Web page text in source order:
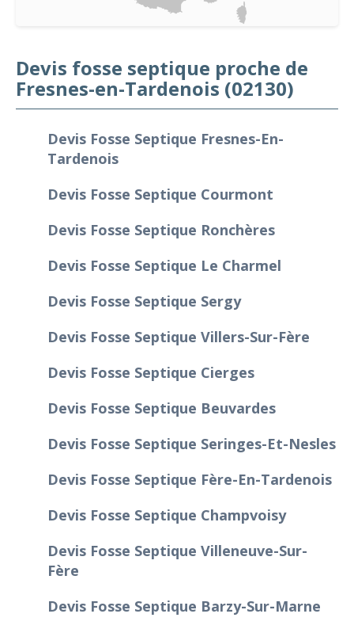
Devis fosse septique proche de
Fresnes-en-Tardenois (02130)
Devis Fosse Septique Fresnes-En-
Tardenois
Devis Fosse Septique Courmont
Devis Fosse Septique Ronchères
Devis Fosse Septique Le Charmel
Devis Fosse Septique Sergy
Devis Fosse Septique Villers-Sur-Fère
Devis Fosse Septique Cierges
Devis Fosse Septique Beuvardes
Devis Fosse Septique Seringes-Et-Nesles
Devis Fosse Septique Fère-En-Tardenois
Devis Fosse Septique Champvoisy
Devis Fosse Septique Villeneuve-Sur-
Fère
Devis Fosse Septique Barzy-Sur-Marne